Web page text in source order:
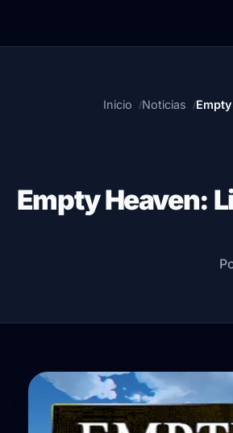
Inicio Noticias
Empty Heaven: